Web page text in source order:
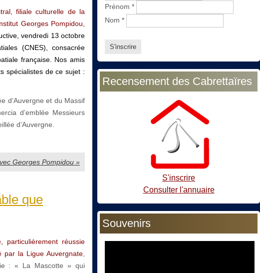
filiale culturelle de la
Georges Pompidou,
vendredi 13 octobre
(CNES), consacrée
française. Nos amis
spécialistes de ce sujet :
d’Auvergne et du Massif
d’emblée Messieurs
d’Auvergne.
Georges Pompidou »
que
réussie
par la Ligue Auvergnate
: « La Mascotte » qui
Prénom *
Nom *
Recensement des Cabrettaïres
S'inscrire
Consulter l'annuaire
Souvenirs